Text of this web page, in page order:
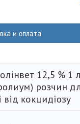
и оплата
12,5 % 1 л
розчин
від кокцидіозу